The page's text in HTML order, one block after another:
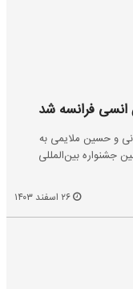
انسی فرانسه شد
و حسین ملایمی به
بین‌المللی